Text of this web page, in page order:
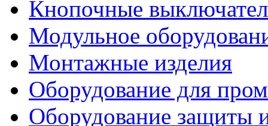
Кнопочные
Модульное
Монтажные изделия
Оборудование для
Оборудование защиты